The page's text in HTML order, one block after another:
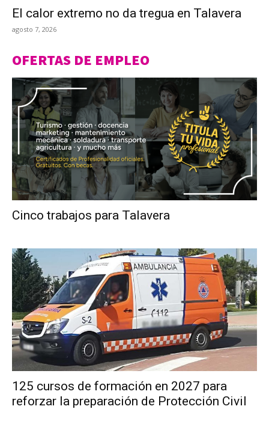
El calor extremo no da tregua en Talavera
agosto 7, 2026
OFERTAS DE EMPLEO
Cinco trabajos para Talavera
125 cursos de formación en 2027 para
reforzar la preparación de Protección Civil